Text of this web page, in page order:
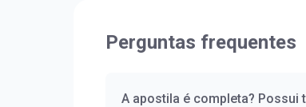
Perguntas frequentes
A apostila é completa? Possui